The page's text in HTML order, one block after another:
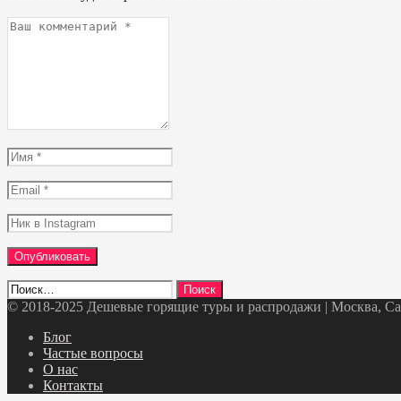
Ваш
Имя
*
Email
*
Ник
в
Instagram
Найти:
© 2018-2025 Дешевые горящие туры и распродажи | Москва,
Блог
Частые вопросы
О нас
Контакты